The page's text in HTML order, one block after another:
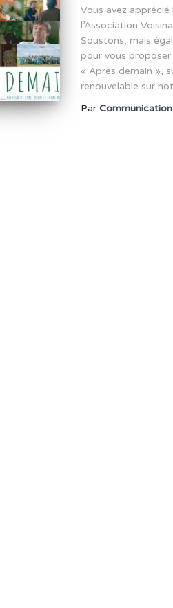
Vous avez
l’Association
Soustons, mais
pour vous
« Après demain »,
renouvelable sur
Par